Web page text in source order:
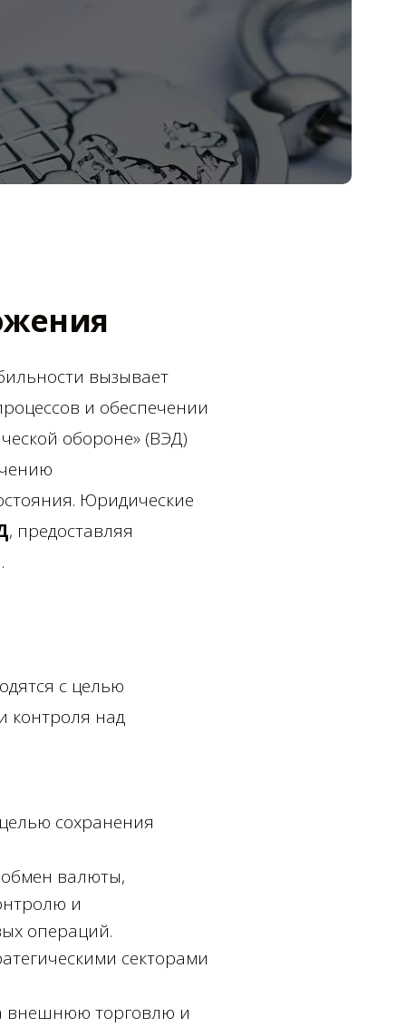
вызывает
и обеспечении
обороне» (ВЭД)
Юридические
, предоставляя
с целью
контроля над
сохранения
валюты,
и
операций.
секторами
внешнюю торговлю и